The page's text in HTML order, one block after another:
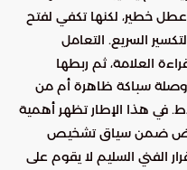
خطير، لكنها تكفي لفتح
السريع. التعامل
العلامة، ثم ربطها
وصلة سباكة ظاهرة أم من
في هذا الإطار تظهر أهمية
ضمن سياق تشخيص
الفني السليم لا يقوم على